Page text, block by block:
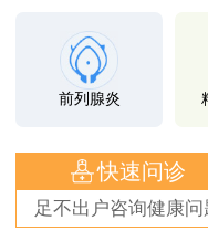
前列腺炎
快速问诊
足不出户咨询健康问